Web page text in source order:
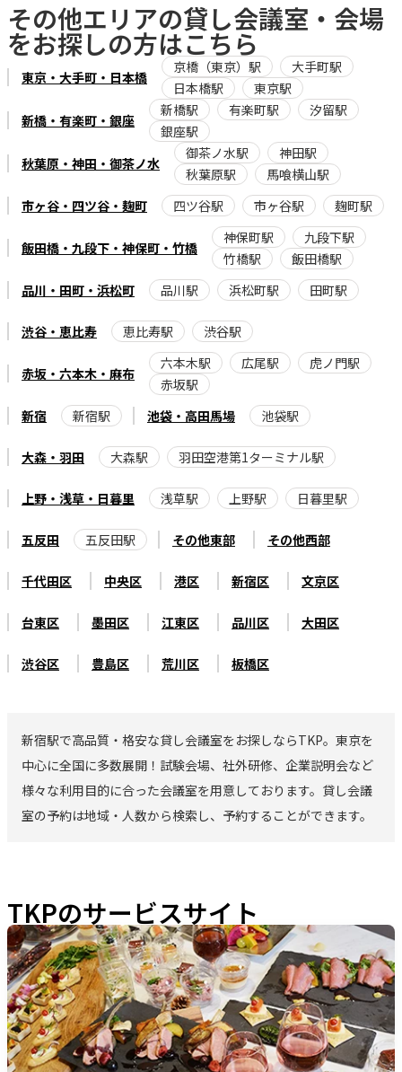
その他エリアの貸し会議室・会場
をお探しの方はこちら
東京・大手町・日本橋
京橋（東京）駅
大手町駅
日本橋駅
東京駅
新橋・有楽町・銀座
新橋駅 有楽町駅
汐留駅
銀座駅
秋葉原・神田・御茶ノ水
御茶ノ水駅
神田駅
秋葉原駅
馬喰横山駅
市ヶ谷・四ツ谷・麹町
四ツ谷駅 市ヶ谷駅 麹町駅
飯田橋・九段下・神保町・竹橋
神保町駅
九段下駅
竹橋駅
飯田橋駅
品川・田町・浜松町
品川駅 浜松町駅 田町駅
渋谷・恵比寿 恵比寿駅 渋谷駅
赤坂・六本木・麻布
六本木駅 広尾駅
虎ノ門駅
赤坂駅
新宿
新宿駅 池袋・高田馬場 池袋駅
大森・羽田 大森駅 羽田空港第1ターミナル駅
上野・浅草・日暮里 浅草駅 上野駅 日暮里駅
五反田 五反田駅 その他東部 その他西部
千代田区 中央区 港区 新宿区 文京区
台東区 墨田区 江東区 品川区 大田区
渋谷区 豊島区 荒川区 板橋区
新宿駅で高品質・格安な貸し会議室をお探しならTKP。東京を
中心に全国に多数展開！試験会場、社外研修、企業説明会など
様々な利用目的に合った会議室を用意しております。貸し会議
室の予約は地域・人数から検索し、予約することができます。
TKPのサービスサイト